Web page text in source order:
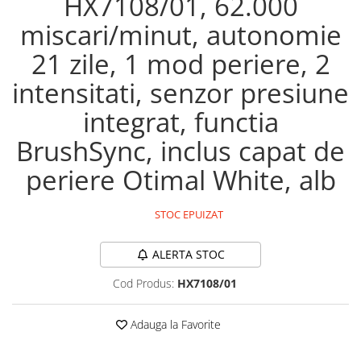
Maturi, mopuri si galeti
Organizare si depozitare
Pistoale de lipit
Termometre bucatarie
Tigai si Seturi
Unelte si aparate de masura
Uscatoare Rufe
Veioze si Lampi
Console, Jocuri & Accesorii
Electrocasnice & Climatizare
Aspiratoare
Blendere & Tocatoare
miscari/minut, autonomie
21 zile, 1 mod periere, 2
intensitati, senzor presiune
integrat, functia
BrushSync, inclus capat de
periere Otimal White, alb
STOC EPUIZAT
ALERTA STOC
Cod Produs: HX7108/01
Adauga la Favorite